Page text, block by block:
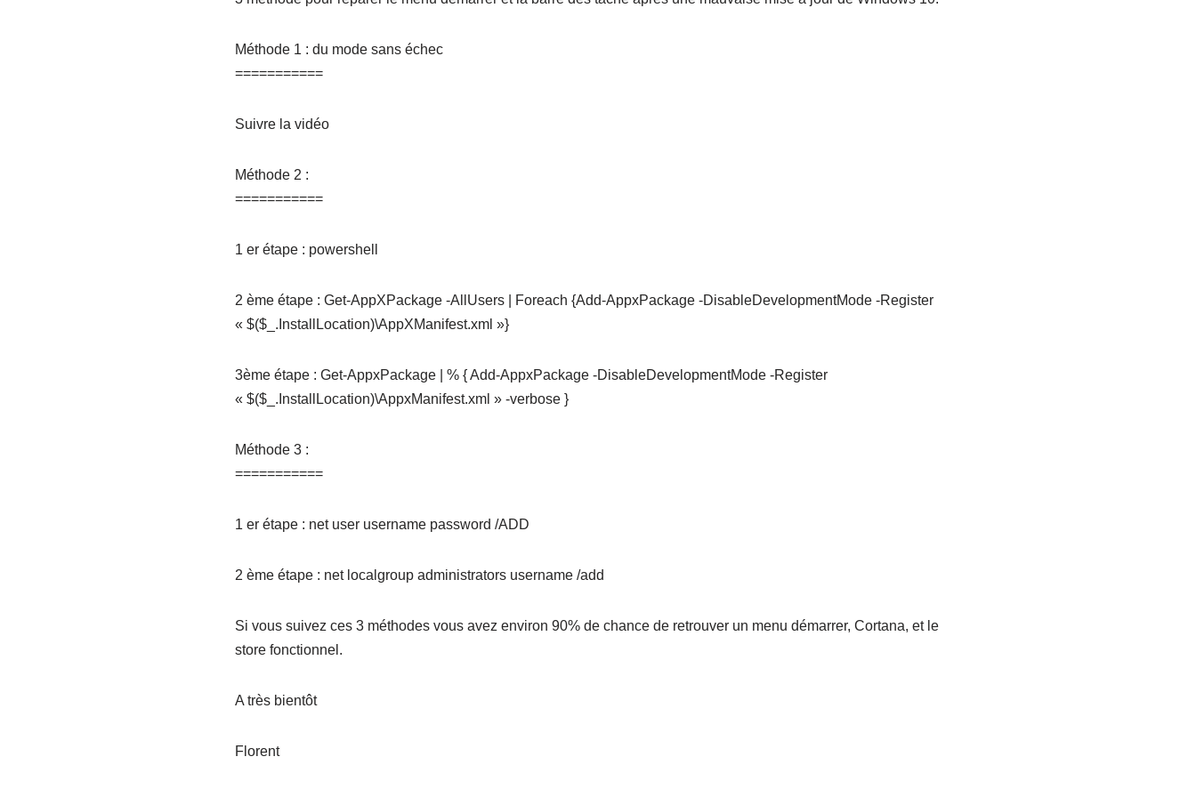
Méthode 1 : du mode sans échec
===========
Suivre la vidéo
Méthode 2 :
===========
1 er étape : powershell
2 ème étape : Get-AppXPackage -AllUsers | Foreach {Add-AppxPackage -DisableDevelopmentMode -Register
« $($_.InstallLocation)\AppXManifest­.xml »}
3ème étape : Get-AppxPackage | % { Add-AppxPackage -DisableDevelopmentMode -Register
« $($_.InstallLocation)\AppxManifest­.xml » -verbose }
Méthode 3 :
===========
1 er étape : net user username password /ADD
2 ème étape : net localgroup administrators username /add
Si vous suivez ces 3 méthodes vous avez environ 90% de chance de retrouver un menu démarrer, Cortana, et le
store fonctionnel.
A très bientôt
Florent